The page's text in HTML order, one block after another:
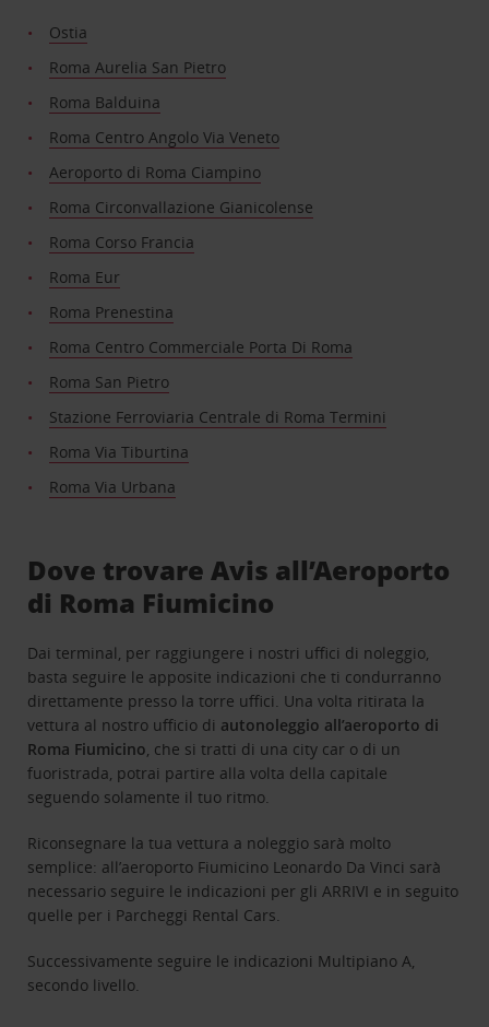
Ostia
Roma Aurelia San Pietro
Roma Balduina
Roma Centro Angolo Via Veneto
Aeroporto di Roma Ciampino
Roma Circonvallazione Gianicolense
Roma Corso Francia
Roma Eur
Roma Prenestina
Roma Centro Commerciale Porta Di Roma
Roma San Pietro
Stazione Ferroviaria Centrale di Roma Termini
Roma Via Tiburtina
Roma Via Urbana
Dove trovare Avis all’Aeroporto
di Roma Fiumicino
Dai terminal, per raggiungere i nostri uffici di noleggio,
basta seguire le apposite indicazioni che ti condurranno
direttamente presso la torre uffici. Una volta ritirata la
vettura al nostro ufficio di autonoleggio all’aeroporto di
Roma Fiumicino , che si tratti di una city car o di un
fuoristrada, potrai partire alla volta della capitale
seguendo solamente il tuo ritmo.
Riconsegnare la tua vettura a noleggio sarà molto
semplice: all’aeroporto Fiumicino Leonardo Da Vinci sarà
necessario seguire le indicazioni per gli ARRIVI e in seguito
quelle per i Parcheggi Rental Cars.
Successivamente seguire le indicazioni Multipiano A,
secondo livello.